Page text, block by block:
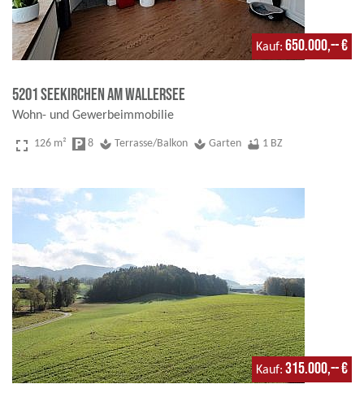
Kauf 650.000,-- €
5201 Seekirchen am Wallersee
Wohn- und Gewerbeimmobilie
fullscreen 126 m² local_parking 8 spa Terrasse/Balkon spa Garten bathtub 1 BZ
Kauf 315.000,-- €